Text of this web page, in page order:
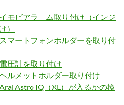
モビアラーム取り付け（インジ
）
マートフォンホルダーを取り付
圧計を取り付け
ルメットホルダー取り付け
Astro IQ（XL）が入るかの検